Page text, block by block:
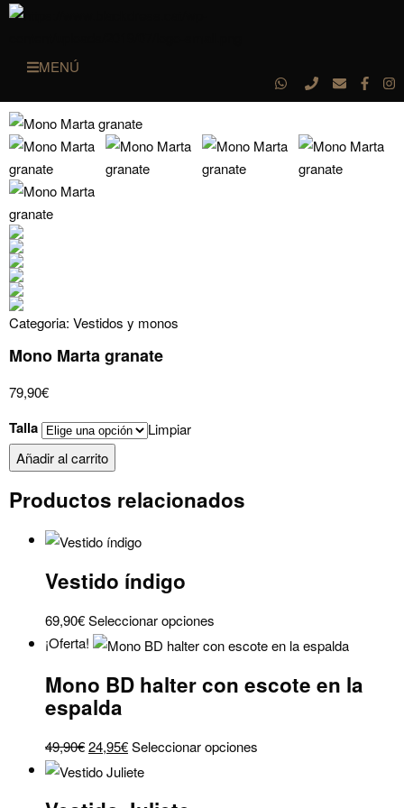
MENÚ
Categoria: Vestidos y monos
Mono Marta granate
79,90€
Talla Limpiar
Mono
Marta
granate
Añadir al carrito
Productos relacionados
Vestido índigo
69,90€Seleccionar opciones
producto
múltiples
opciones
¡Oferta!
Mono BD halter con escote en la
espalda
49,90€El
precio
24,95€El
precio
Seleccionar opciones